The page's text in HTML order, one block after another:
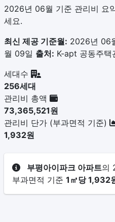
2026년 06월 기준 관리비 요
세요.
최신 제공 기준월: 2026년 06
월 09일 출처: K-apt 공동주택
세대수
256세대
관리비 총액
73,365,521원
관리비 단가 (부과면적 기준)
1,932원
부평아이파크 아파트의
부과면적 기준 1㎡당 1,932